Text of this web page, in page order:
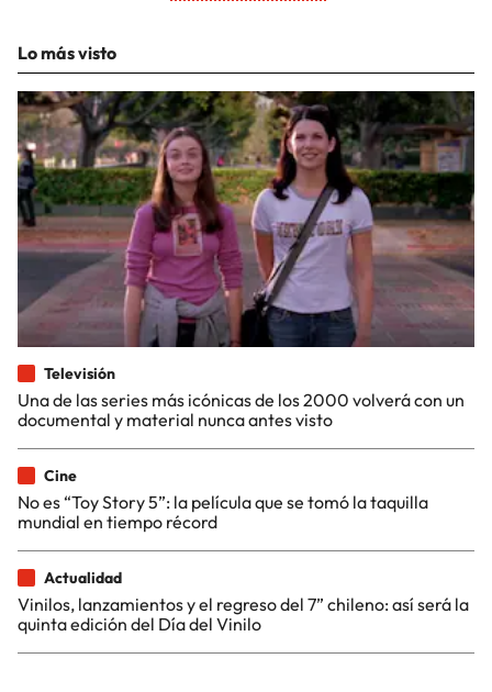
Lo más visto
Televisión
Una de las series más icónicas de los 2000 volverá con un
documental y material nunca antes visto
Cine
No es “Toy Story 5”: la película que se tomó la taquilla
mundial en tiempo récord
Actualidad
Vinilos, lanzamientos y el regreso del 7” chileno: así será la
quinta edición del Día del Vinilo